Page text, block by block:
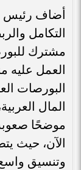
أضاف رئيس
التكامل
مشترك
البورصات
المال
موضحًا
الآن، حيث
وتنسيق